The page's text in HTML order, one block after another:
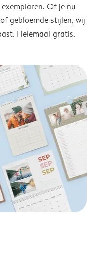
Of je nu
gebloemde stijlen, wij
Helemaal gratis.